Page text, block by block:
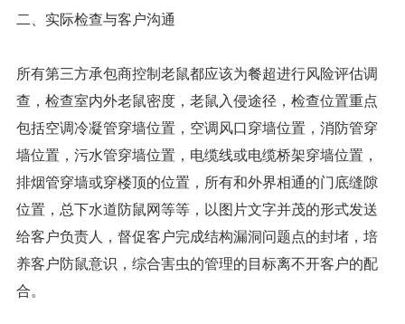
二、实际检查与客户沟通
所有第三方承包商控制老鼠都应该为餐超进行风险评估调
查，检查室内外老鼠密度，老鼠入侵途径，检查位置重点
包括空调冷凝管穿墙位置，空调风口穿墙位置，消防管穿
墙位置，污水管穿墙位置，电缆线或电缆桥架穿墙位置，
排烟管穿墙或穿楼顶的位置，所有和外界相通的门底缝隙
位置，总下水道防鼠网等等，以图片文字并茂的形式发送
给客户负责人，督促客户完成结构漏洞问题点的封堵，培
养客户防鼠意识，综合害虫的管理的目标离不开客户的配
合。